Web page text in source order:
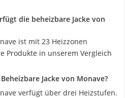
die beheizbare Jacke von
ist mit 23 Heizzonen
Produkte in unserem Vergleich
Jacke von Monave?
verfügt über drei Heizstufen.